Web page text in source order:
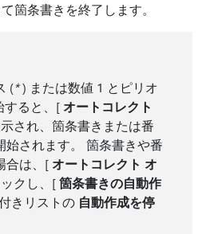
箇条書きを終了します。
(*) または数値 1 とピリオ
すると、[ オートコレクト
され、箇条書きまたは番
されます。 箇条書きや番
合は、[ オートコレクト オ
クし、[箇条書きの自動作
きリストの 自動作成を停